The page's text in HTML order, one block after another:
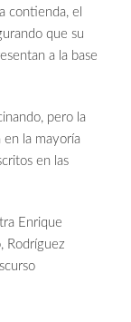
contienda, el
que su
a la base
pero la
la mayoría
en las
Enrique
Rodríguez